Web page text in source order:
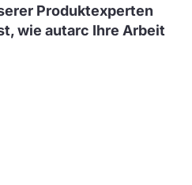
Produktexperten
wie autarc Ihre Arbeit